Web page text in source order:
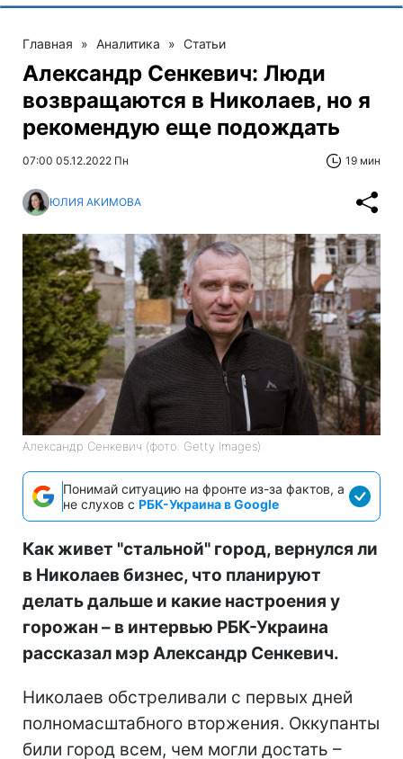
Главная » Аналитика » Статьи
Александр Сенкевич: Люди
возвращаются в Николаев, но я
рекомендую еще подождать
07:00 05.12.2022 Пн 19 мин
ЮЛИЯ АКИМОВА
Александр Сенкевич (фото: Getty Images)
Понимай ситуацию на фронте из-за фактов, а
не слухов с РБК-Украина в Google
Как живет "стальной" город, вернулся ли
в Николаев бизнес, что планируют
делать дальше и какие настроения у
горожан – в интервью РБК-Украина
рассказал мэр Александр Сенкевич.
Николаев обстреливали с первых дней
полномасштабного вторжения. Оккупанты
били город всем, чем могли достать –